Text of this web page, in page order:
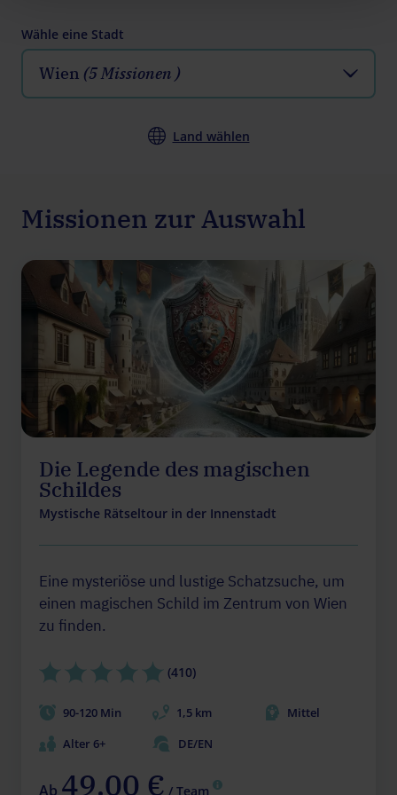
Wähle eine Stadt
Wien (5 Missionen )
Land wählen
Missionen zur Auswahl
Die Legende des magischen
Schildes
Mystische Rätseltour in der Innenstadt
Eine mysteriöse und lustige Schatzsuche, um
einen magischen Schild im Zentrum von Wien
zu finden.
(410)
90-120 Min 1,5 km
Mittel
Alter 6+
DE/EN
Ab 49.00 € / Team